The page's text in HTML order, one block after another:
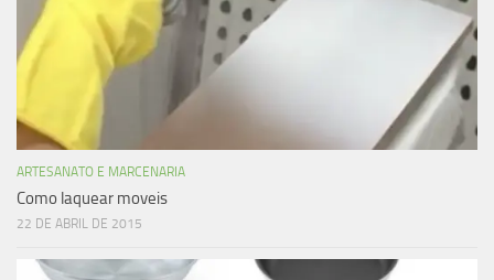
ARTESANATO E MARCENARIA
Como laquear moveis
22 DE ABRIL DE 2015